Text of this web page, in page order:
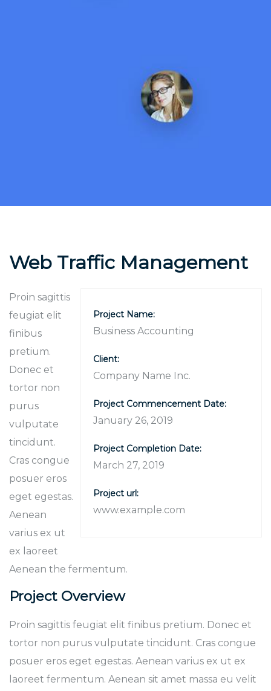
Web Traffic Management
Project Name:
Business Accounting
Client:
Company Name Inc.
Project Commencement Date:
January 26, 2019
Project Completion Date:
March 27, 2019
Project url:
www.example.com
Proin sagittis
feugiat elit
finibus
pretium.
Donec et
tortor non
purus
vulputate
tincidunt.
Cras congue
posuer eros
eget egestas.
Aenean
varius ex ut
ex laoreet
Aenean the fermentum.
Project Overview
Proin sagittis feugiat elit finibus pretium. Donec et
tortor non purus vulputate tincidunt. Cras congue
posuer eros eget egestas. Aenean varius ex ut ex
laoreet fermentum. Aenean sit amet massa eu velit